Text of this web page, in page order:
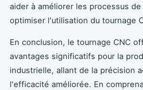
aider à améliorer les processus
optimiser l'utilisation du tournage
En conclusion, le tournage CNC
avantages significatifs pour la
industrielle, allant de la précision
l'efficacité améliorée. En